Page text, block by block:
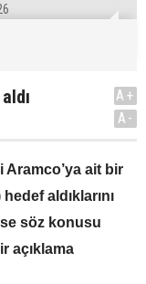
A+
A-
Aramco’ya ait bir
aldıklarını
söz konusu
açıklama